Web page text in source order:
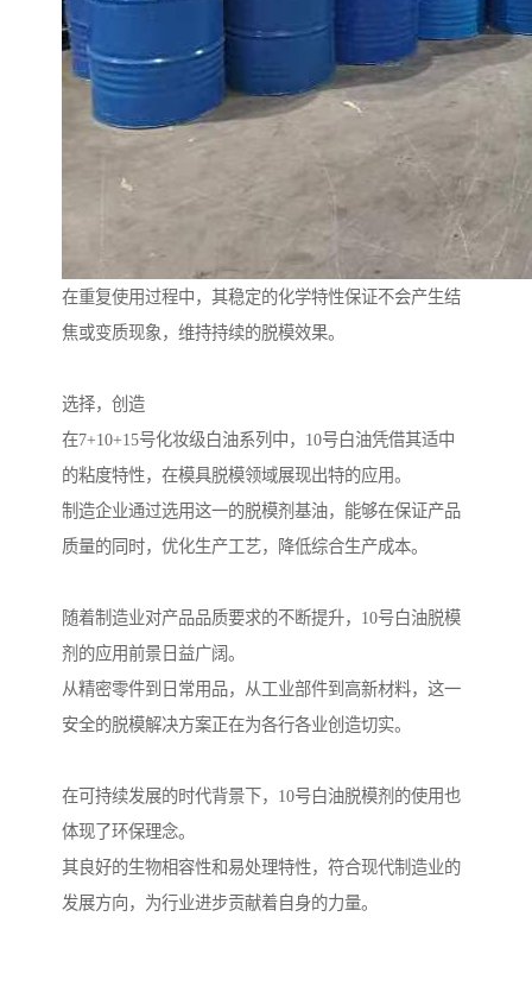
在重复使用过程中，其稳定的化学特性保证不会产生结
焦或变质现象，维持持续的脱模效果。
选择，创造
在7+10+15号化妆级白油系列中，10号白油凭借其适中
的粘度特性，在模具脱模领域展现出特的应用。
制造企业通过选用这一的脱模剂基油，能够在保证产品
质量的同时，优化生产工艺，降低综合生产成本。
随着制造业对产品品质要求的不断提升，10号白油脱模
剂的应用前景日益广阔。
从精密零件到日常用品，从工业部件到高新材料，这一
安全的脱模解决方案正在为各行各业创造切实。
在可持续发展的时代背景下，10号白油脱模剂的使用也
体现了环保理念。
其良好的生物相容性和易处理特性，符合现代制造业的
发展方向，为行业进步贡献着自身的力量。